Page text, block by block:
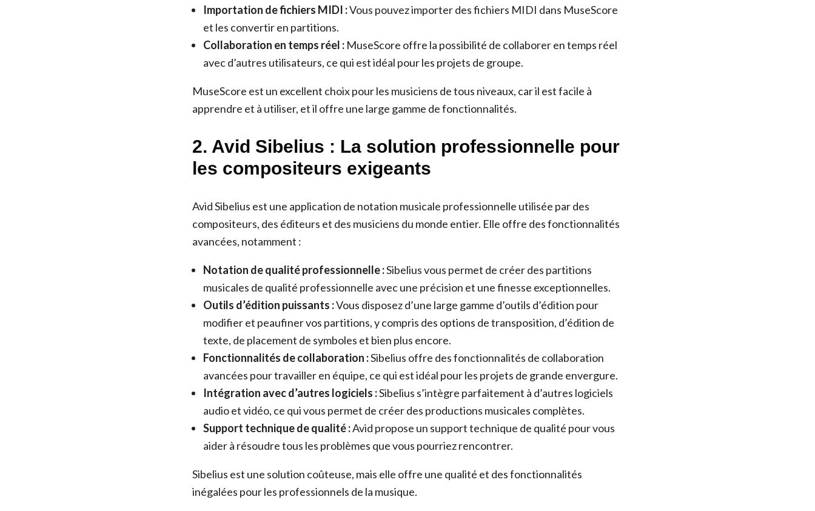
Importation de fichiers MIDI :Vous pouvez importer des fichiers MIDI dans MuseScore
et les convertir en partitions.
Collaboration en temps réel : MuseScore offre la possibilité de collaborer en temps réel
avec d’autres utilisateurs, ce qui est idéal pour les projets de groupe.
MuseScore est un excellent choix pour les musiciens de tous niveaux, car il est facile à
apprendre et à utiliser, et il offre une large gamme de fonctionnalités.
2. Avid Sibelius : La solution professionnelle pour
les compositeurs exigeants
Avid Sibelius est une application de notation musicale professionnelle utilisée par des
compositeurs, des éditeurs et des musiciens du monde entier. Elle offre des fonctionnalités
avancées, notamment :
Notation de qualité professionnelle :Sibelius vous permet de créer des partitions
musicales de qualité professionnelle avec une précision et une finesse exceptionnelles.
Outils d’édition puissants :Vous disposez d’une large gamme d’outils d’édition pour
modifier et peaufiner vos partitions, y compris des options de transposition, d’édition de
texte, de placement de symboles et bien plus encore.
Fonctionnalités de collaboration :Sibelius offre des fonctionnalités de collaboration
avancées pour travailler en équipe, ce qui est idéal pour les projets de grande envergure.
Intégration avec d’autres logiciels :Sibelius s’intègre parfaitement à d’autres logiciels
audio et vidéo, ce qui vous permet de créer des productions musicales complètes.
Support technique de qualité :Avid propose un support technique de qualité pour vous
aider à résoudre tous les problèmes que vous pourriez rencontrer.
Sibelius est une solution coûteuse, mais elle offre une qualité et des fonctionnalités
inégalées pour les professionnels de la musique.